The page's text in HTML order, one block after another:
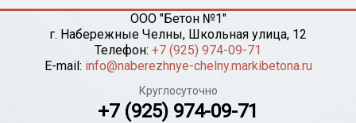
ООО "Бетон №1"
г. Набережные Челны, Школьная улица, 12
Телефон: +7 (925) 974-09-71
E-mail: info@naberezhnye-chelny.markibetona.ru
Круглосуточно
+7 (925) 974-09-71